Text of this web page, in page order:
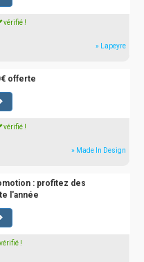
vérifié !
» Lapeyre
offerte
vérifié !
» Made In Design
: profitez des
l'année
!